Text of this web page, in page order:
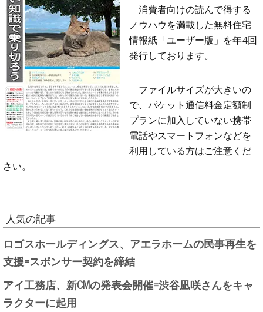
消費者向けの読んで得する
ノウハウを満載した無料住宅
情報紙「ユーザー版」を年4回
発行しております。
ファイルサイズが大きいの
で、パケット通信料金定額制
プランに加入していない携帯
電話やスマートフォンなどを
利用している方はご注意くだ
さい。
人気の記事
ロゴスホールディングス、アエラホームの民事再生を
支援=スポンサー契約を締結
アイ工務店、新CMの発表会開催=渋谷凪咲さんをキャ
ラクターに起用